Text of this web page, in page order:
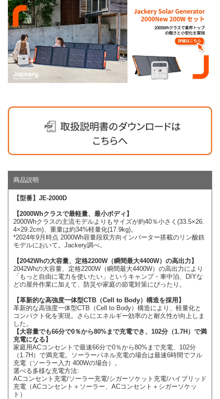
商品説明
【型番】JE-2000D
【2000Whクラスで最軽量、最小ボディ】
2000Whクラスの主流モデルよりもサイズが約40％小さく(33.5×26.
4×29.2cm)、重量は約34%軽量化(17.9kg)。
*2024年9月時点 2000Wh容量段双方向インバーター搭載のリン酸鉄
モデルにおいて。Jackery調べ。
【2042Whの大容量、定格2200W（瞬間最大4400W）の高出力】
2042Whの大容量、定格2200W（瞬間最大4400W）の高出力により
「もっと自由に電力を使いたい」というキャンプ・車中泊、DIYな
どの屋外作業に加えて、防災や家庭の節電対策にぴったり。
【革新的な高強度一体型CTB（Cell to Body）構造を採用】
革新的な高強度一体型CTB（Cell to Body）構造により、軽量化と
コンパクト化を実現。さらにエネルギー効率のと耐久性が向上しま
した。
【大容量でも66分で0％から80%まで充電でき、102分（1.7H）で満
充電になる】
家庭用ACコンセントで最速66分で0％から80%まで充電、102分
（1.7H）で満充電。ソーラーパネル充電の場合は最速6時間でフル
充電（ソーラー入力 400Wの場合）。
選べる多様な充電方法:
ACコンセント充電/ソーラー充電/シガーソケット充電/ハイブリッド
充電（ACコンセント＋ソーラー、ACコンセント＋シガーソケッ
ト）